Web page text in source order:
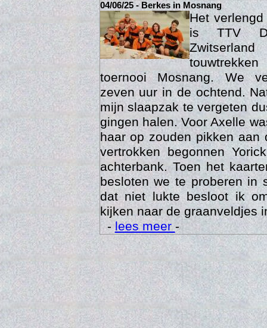
04/06/25 - Berkes in Mosnang
Het
is TTV
toernooi Mosnang. We
zeven uur in de ochtend.
mijn slaapzak te vergeten
gingen halen. Voor Axelle
haar op zouden pikken aan
vertrokken begonnen
achterbank. Toen het
besloten we te proberen in
dat niet lukte besloot ik
kijken naar de graanveldjes
-lees meer-